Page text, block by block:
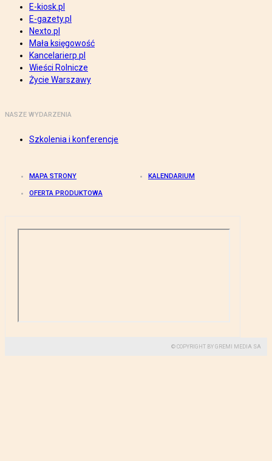
E-kiosk.pl
E-gazety.pl
Nexto.pl
Mała księgowość
Kancelarierp.pl
Wieści Rolnicze
Życie Warszawy
NASZE WYDARZENIA
Szkolenia i konferencje
MAPA STRONY KALENDARIUM
OFERTA PRODUKTOWA
© COPYRIGHT BY GREMI MEDIA SA